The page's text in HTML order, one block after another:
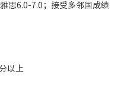
思6.0-7.0；接受多邻国成绩
以上